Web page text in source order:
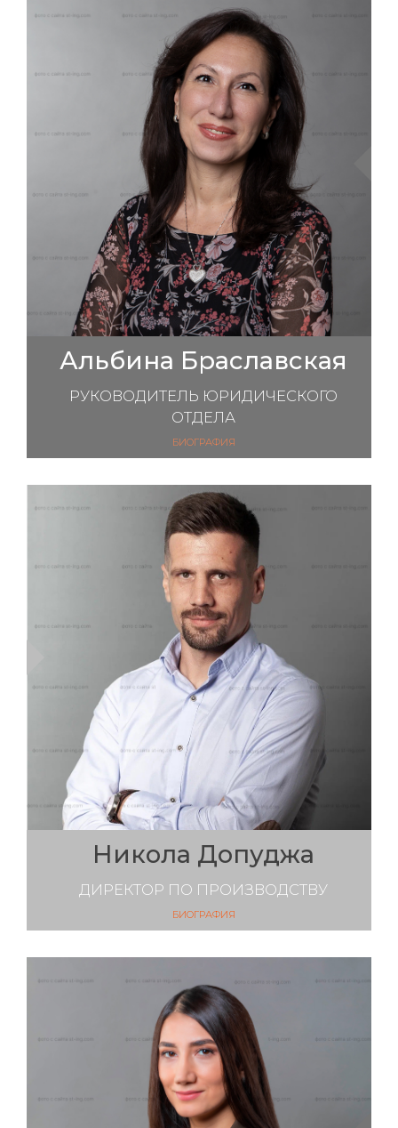
Альбина Браславская
РУКОВОДИТЕЛЬ ЮРИДИЧЕСКОГО
ОТДЕЛА
БИОГРАФИЯ
Никола Допуджа
ДИРЕКТОР ПО ПРОИЗВОДСТВУ
БИОГРАФИЯ